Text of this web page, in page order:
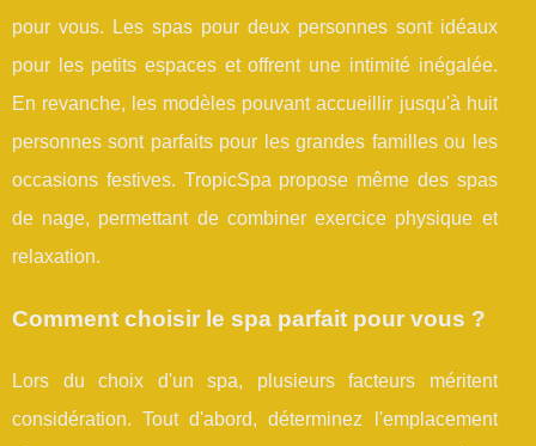
pour vous. Les spas pour deux personnes sont idéaux
pour les petits espaces et offrent une intimité inégalée.
En revanche, les modèles pouvant accueillir jusqu'à huit
personnes sont parfaits pour les grandes familles ou les
occasions festives. TropicSpa propose même des spas
de nage, permettant de combiner exercice physique et
relaxation.
Comment choisir le spa parfait pour vous ?
Lors du choix d'un spa, plusieurs facteurs méritent
considération. Tout d'abord, déterminez l'emplacement